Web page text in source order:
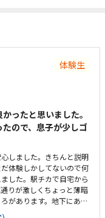
体験生
ったと思いました。
ので、息子が少しゴ
しました。きちんと説明
体験しかしてないので何
した。駅チカで自宅から
りが激しくちょっと薄暗
があります。地下にある
が明るい感じなので教室